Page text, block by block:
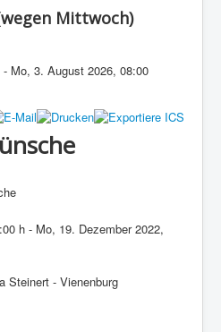
Mittwoch)
- Mo, 3. August 2026,08:00
h - Mo, 19. Dezember 2022,
Steinert - Vienenburg